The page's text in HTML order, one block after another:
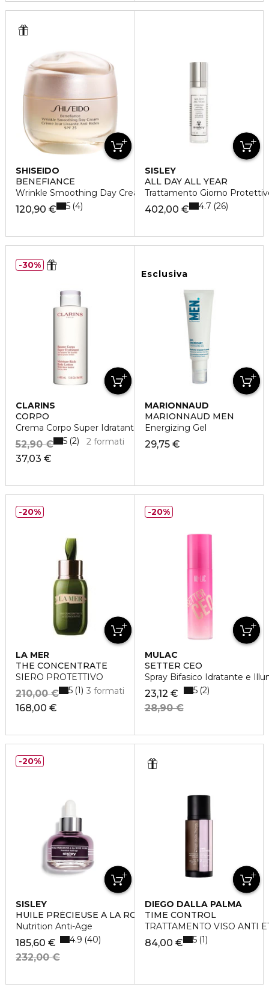
SHISEIDO
BENEFIANCE
Wrinkle Smoothing Day Cream SPF 25
120,90 € 5 4
SISLEY
ALL DAY ALL YEAR
Trattamento Giorno
402,00 € 4.7 26
CLARINS
CORPO
Crema Corpo Super Idratante
37,03 €
52,90 € 2 formati
5 2
30%
Esclusiva
MARIONNAUD
MARIONNAUD MEN
Energizing Gel
29,75 €
LA MER
THE CONCENTRATE
SIERO PROTETTIVO
168,00 €
210,00 € 3 formati
5 1
20%
MULAC
SETTER CEO
Spray Bifasico Idratante e
23,12 €
28,90 €
5 2
20%
SISLEY
HUILE PRÉCIEUSE À LA ROSE NOIRE
Nutrition Anti-Age
185,60 €
232,00 €
4.9 40
20%
DIEGO DALLA PALMA
TIME CONTROL
TRATTAMENTO VISO ANTI
84,00 € 5 1